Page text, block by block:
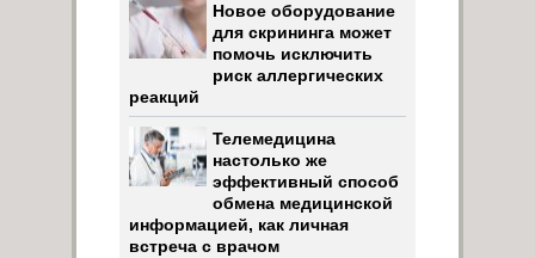
Новое оборудование
для скрининга может
помочь исключить
риск аллергических
реакций
Телемедицина
настолько же
эффективный способ
обмена медицинской
информацией, как личная
встреча с врачом